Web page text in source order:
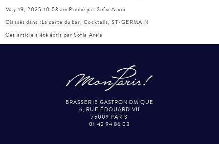
May 19, 2025 10:53 am Publié par Sofia Areia
Classés dans : La carte du bar,Cocktails,ST-GERMAIN
Cet article a été écrit par Sofia Areia
BRASSERIE GASTRONOMIQUE
6, RUE ÉDOUARD VII
75009 PARIS
01 42 94 86 03